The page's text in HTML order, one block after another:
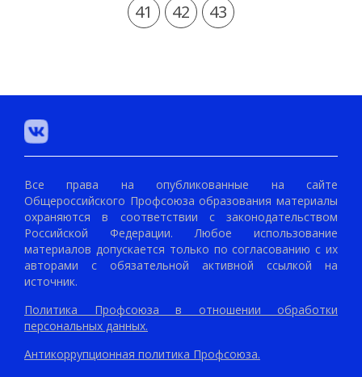
41
42 43
Все права на опубликованные на сайте
Общероссийского Профсоюза образования материалы
охраняются в соответствии с законодательством
Российской Федерации. Любое использование
материалов допускается только по согласованию с их
авторами с обязательной активной ссылкой на
источник.
Политика Профсоюза в отношении обработки
персональных данных.
Антикоррупционная политика Профсоюза.